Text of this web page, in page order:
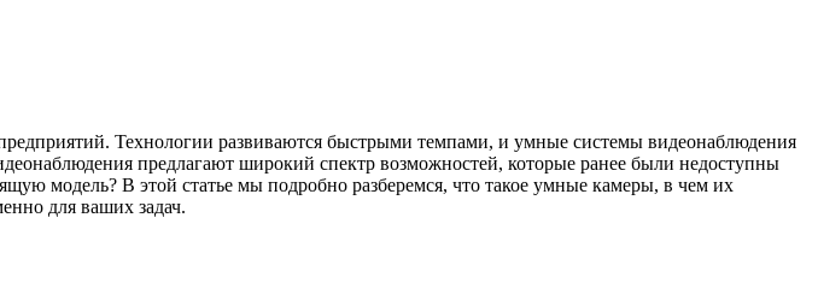
Технологии развиваются быстрыми темпами, и умные системы видеонаблюдения
предлагают широкий спектр возможностей, которые ранее были недоступны
модель? В этой статье мы подробно разберемся, что такое умные камеры, в чем их
для ваших задач.